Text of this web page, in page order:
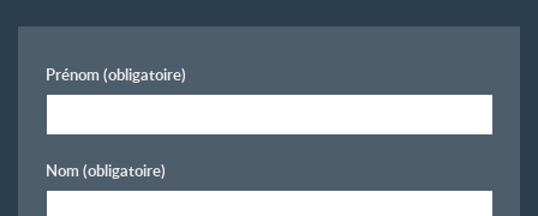
Prénom(obligatoire)
Nom(obligatoire)